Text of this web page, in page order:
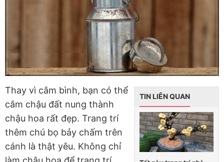
TIN LIÊN QUAN
Thay vì cắm bình, bạn có thể
cắm chậu đất nung thành
chậu hoa rất đẹp. Trang trí
thêm chú bọ bảy chấm trên
cánh là thật yêu. Không chỉ